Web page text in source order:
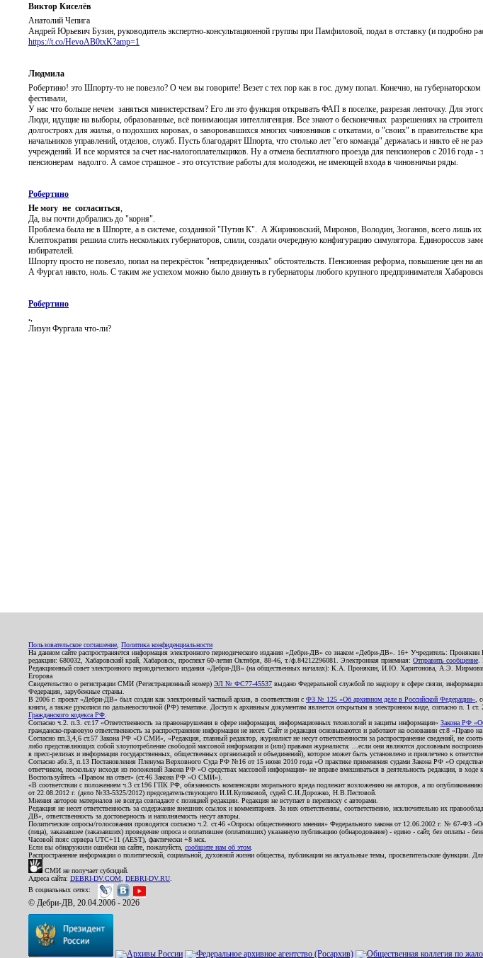
Виктор Киселёв
Анатолий Чепига
Андрей Юрьевич Бузин, руководитель экспертно-консультационной группы при Памфиловой, подал в отставку (и подробно
https://t.co/HevoAB0txK?amp=1
Людмила
Робертино! это Шпорту-то не повезло? О чем вы говорите! Везет с тех пор как в гос. думу попал. Конечно, на
фестивали,
У нас что больше нечем заняться министерствам? Его ли это функция открывать ФАП в поселке, разрезая ленточку. Для
Люди, идущие на выборы, образованные, всё понимающая интеллигенция. Все знают о бесконечных разрешениях на
долгостроях для жилья, о подохших коровах, о заворовавшихся многих чиновников с откатами, о "своих" в правительстве
начальников управлений, отделов, служб. Пусть благодарят Шпорта, что столько лет "его команда" держалась и никто её не
учреждений. И все кормятся за счет нас-налогоплательщиков. Ну а отмена бесплатного проезда для пенсионеров с 2016 года
пенсионерам надолго. А самое страшное - это отсутствие работы для молодежи, не имеющей входа в чиновничьи ряды.
Робертино
Не могу не согласиться
Да, вы почти добрались до "корня".
Проблема была не в Шпорте, а в системе, созданной "Путин К". А Жириновский, Миронов, Володин, Зюганов, всего лишь
Клептократия решила слить нескольких губернаторов, слили, создали очередную конфигурацию симулятора. Единороссов
избирателей.
Шпорту просто не повезло, попал на перекрёсток "непредвиденных" обстоятельств. Пенсионная реформа, повышение цен на
А Фургал никто, ноль. С таким же успехом можно было двинуть в губернаторы любого крупного предпринимателя
Робертино
.
Лизун Фургала что-ли?
Пользовательское соглашение Политика конфиденциальности
На данном сайте распространяется информация электронного периодического издания «Дебри-ДВ» со знаком «Дебри-ДВ». 16+ Учредитель:
редакции: 680032, Хабаровский край, Хабаровск, проспект 60-летия Октября, 88-46, т./ф.84212296081. Электронная приемная: Отправить сообщение
Редакционный совет электронного периодического издания «Дебри-ДВ» (на общественных началах): К.А. Пронякин, И.Ю. Харитонова,
Егорова
Свидетельство о регистрации СМИ (Регистрационный номер) ЭЛ № ФС77-45537 выдано Федеральной службой по надзору в сфере связи,
Федерация, зарубежные страны.
В 2006 г. проект «Дебри-ДВ» был создан как электронный частный архив, в соответствии с ФЗ № 125 «Об архивном деле в Российской Федерации» ,
книги, а также рукописи по дальневосточной (РФ) тематике. Доступ к архивным документам является открытым в электронном виде, согласно п. 1
Гражданского кодекса РФ
Согласно ч.2. п.3. ст.17 «Ответственность за правонарушения в сфере информации, информационных технологий и защиты информации» Закона РФ
гражданско-правовую ответственность за распространение информации не несет. Сайт и редакция основываются и работают на основании ст.8 «Право
Согласно пп.3,4,6 ст.57 Закона РФ «О СМИ», «Редакция, главный редактор, журналист не несут ответственности за распространение сведений, не
либо представляющих собой злоупотребление свободой массовой информации и (или) правами журналиста: ...если они являются дословным
в пресс-релизах и информация государственных, общественных организаций и объединений), которое может быть установлено и привлечено к
Согласно абз.3, п.13 Постановления Пленума Верховного Суда РФ №16 от 15 июня 2010 года «О практике применения судами Закона РФ «О
ответчиком, поскольку исходя из положений Закона РФ «О средствах массовой информации» не вправе вмешиваться в деятельность редакции, в ходе
Воспользуйтесь «Правом на ответ» (ст.46 Закона РФ «О СМИ»).
«В соответствии с положением ч.3 ст.196 ГПК РФ, обязанность компенсации морального вреда подлежит возложению на авторов, а по
от 22.08.2012 г. (дело №33-5325/2012) председательствующего И.И.Куликовой, судей С.И.Дорожко, Н.В.Пестовой.
Мнения авторов материалов не всегда совпадают с позицией редакции. Редакция не вступает в переписку с авторами.
Редакция не несет ответственность за содержание внешних ссылок и комментариев. За них ответственны, соответственно, исключительно их
ДВ», ответственность за достоверность и наполняемость несут авторы.
Политические опросы/голосования проводятся согласно ч.2. ст.46 «Опросы общественного мнения» Федерального закона от 12.06.2002 г. № 67-ФЗ
(лица), заказавшее (заказавших) проведение опроса и оплатившее (оплативших) указанную публикацию (обнародование) - едино - сайт, без оплаты -
Часовой пояс сервера UTC+11 (AEST), фактически +8 мск.
Если вы обнаружили ошибки на сайте, пожалуйста, сообщите нам об этом
Распространение информации о политической, социальной, духовной жизни общества, публикации на актуальные темы, просветительские функции.
СМИ не получает субсидий.
Адреса сайта: DEBRI-DV.COM DEBRI-DV.RU
В социальных сетях:
© Дебри-ДВ, 20.04.2006 - 2026